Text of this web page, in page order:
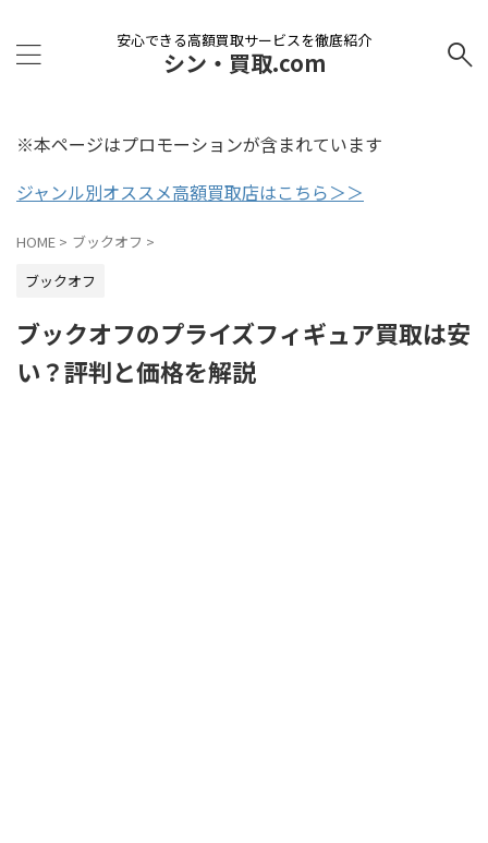
安心できる高額買取サービスを徹底紹介
シン・買取.com
※本ページはプロモーションが含まれています
ジャンル別オススメ高額買取店はこちら＞＞
HOME > ブックオフ >
ブックオフ
ブックオフのプライズフィギュア買取は安
い？評判と価格を解説